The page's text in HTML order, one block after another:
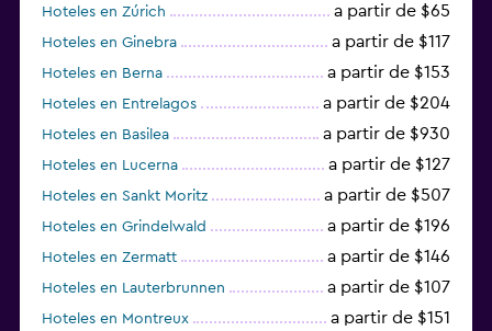
Hoteles en Zúrich a partir de $65
Hoteles en Ginebra a partir de $117
Hoteles en Berna a partir de $153
Hoteles en Entrelagos a partir de $204
Hoteles en Basilea a partir de $930
Hoteles en Lucerna a partir de $127
Hoteles en Sankt Moritz a partir de $507
Hoteles en Grindelwald a partir de $196
Hoteles en Zermatt a partir de $146
Hoteles en Lauterbrunnen a partir de $107
Hoteles en Montreux a partir de $151